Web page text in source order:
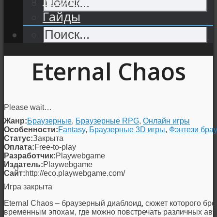
Гайды
Eternal Chaos
Please wait…
Жанр:Браузерные, Браузерные RPG, Онлайн игры
Особенности:Fantasy, Браузерные 3D игры, Фэнтези
Статус:Закрыта
Оплата:Free-to-play
Разработчик:Playwebgame
Издатель:Playwebgame
Сайт:http://eco.playwebgame.com/
Игра закрыта
Eternal Chaos – браузерный диаблоид, сюжет которого
временным эпохам, где можно повстречать различных